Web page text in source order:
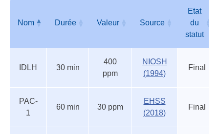
seuils
Nom Durée Valeur Source
Etat
du
statut
du
IDLH 30 min
400
ppm
NIOSH
(1994)
Final
PAC-
1
60 min 30 ppm
EHSS
(2018)
Final